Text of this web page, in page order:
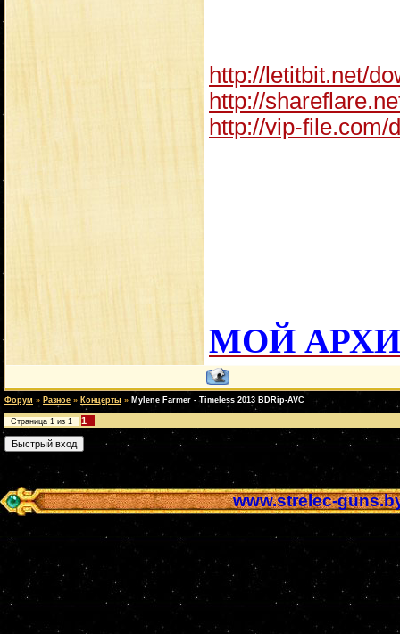
http://letitbit.net/
http://
http://vip-file.com/
МОЙ
Форум » Разное » Концерты » Mylene Farmer - Timeless 2013 BDRip-AVC
Страница 1 из 1 1
www.strelec-